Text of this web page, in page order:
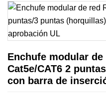
Enchufe modular de
Cat5e/CAT6 2
con barra de